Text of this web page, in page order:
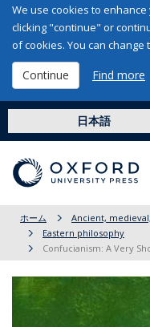
We use cookies to
clicking "continue" or
of cookies. You can
Continue Find more
日本語
ホーム
Ancient,
Eastern philosophy
Confucianism: A Very